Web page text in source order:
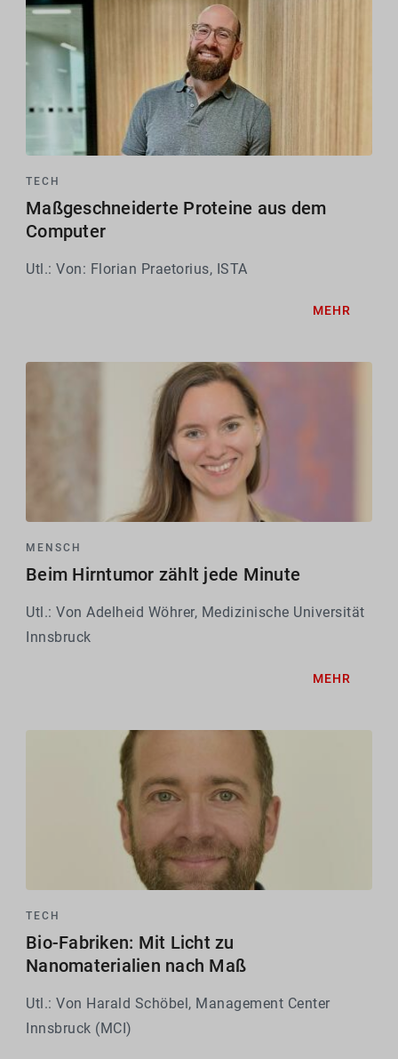
TECH
Maßgeschneiderte Proteine aus dem
Computer
Utl.: Von: Florian Praetorius, ISTA
MEHR
MENSCH
Beim Hirntumor zählt jede Minute
Utl.: Von Adelheid Wöhrer, Medizinische Universität
Innsbruck
MEHR
TECH
Bio-Fabriken: Mit Licht zu
Nanomaterialien nach Maß
Utl.: Von Harald Schöbel, Management Center
Innsbruck (MCI)